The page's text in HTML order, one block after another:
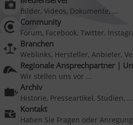
Bilder, Videos, Dokumente, ...
Community
Forum, Facebook, Twitter,
Branchen
Weblinks, Hersteller, Anbieter,
Regionale Ansprechpartner |
Wir stellen uns vor ...
Archiv
Historie, Presseartikel, Studien, ...
Kontakt
Haben Sie Fragen oder